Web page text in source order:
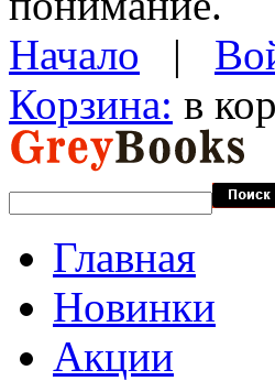
Начало |
Корзина: в
Главная
Новинки
Акции